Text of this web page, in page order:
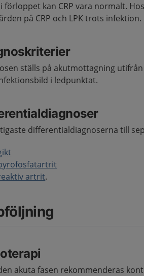
förloppet kan CRP vara normalt.
på CRP och LPK trots infektion.
ställs på akutmottagning
i ledpunktat.
differentialdiagnoserna till
artrit.
akuta fasen rekommenderas